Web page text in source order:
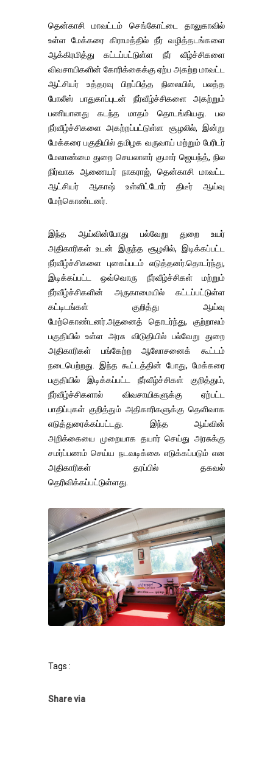
தென்காசி மாவட்டம் செங்கோட்டை தாலுகாவில்
உள்ள மேக்கரை கிராமத்தில் நீர் வழித்தடங்களை
ஆக்கிரமித்து கட்டப்பட்டுள்ள நீர் வீழ்ச்சிகளை
விவசாயிகளின் கோரிக்கைக்கு ஏற்ப அகற்ற மாவட்ட
ஆட்சியர் உத்தரவு பிறப்பித்த நிலையில், பலத்த
போலீஸ் பாதுகாப்புடன் நீர்வீழ்ச்சிகளை அகற்றும்
பணியானது கடந்த மாதம் தொடங்கியது. பல
நீர்வீழ்ச்சிகளை அகற்றப்பட்டுள்ள சூழலில், இன்று
மேக்கரை பகுதியில் தமிழக வருவாய் மற்றும் பேரிடர்
மேலாண்மை துறை செயலாளர் குமார் ஜெயந்த், நில
நிர்வாக ஆணையர் நாகராஜ், தென்காசி மாவட்ட
ஆட்சியர் ஆகாஷ் உள்ளிட்டோர் திடீர் ஆய்வு
மேற்கொண்டனர்.
இந்த ஆய்வின்போது பல்வேறு துறை உயர்
அதிகாரிகள் உடன் இருந்த சூழலில், இடிக்கப்பட்ட
நீர்வீழ்ச்சிகளை புகைப்படம் எடுத்தனர்.தொடர்ந்து,
இடிக்கப்பட்ட ஒவ்வொரு நீர்வீழ்ச்சிகள் மற்றும்
நீர்வீழ்ச்சிகளின் அருகாமையில் கட்டப்பட்டுள்ள
கட்டிடங்கள் குறித்து ஆய்வு
மேற்கொண்டனர்.அதனைத் தொடர்ந்து, குற்றாலம்
பகுதியில் உள்ள அரசு விடுதியில் பல்வேறு துறை
அதிகாரிகள் பங்கேற்ற ஆலோசனைக் கூட்டம்
நடைபெற்றது. இந்த கூட்டத்தின் போது, மேக்கரை
பகுதியில் இடிக்கப்பட்ட நீர்வீழ்ச்சிகள் குறித்தும்,
நீர்வீழ்ச்சிகளால் விவசாயிகளுக்கு ஏற்பட்ட
பாதிப்புகள் குறித்தும் அதிகாரிகளுக்கு தெளிவாக
எடுத்துரைக்கப்பட்டது. இந்த ஆய்வின்
அறிக்கையை முறையாக தயார் செய்து அரசுக்கு
சமர்ப்பணம் செய்ய நடவடிக்கை எடுக்கப்படும் என
அதிகாரிகள் தரப்பில் தகவல்
தெரிவிக்கப்பட்டுள்ளது.
Tags :
Share via